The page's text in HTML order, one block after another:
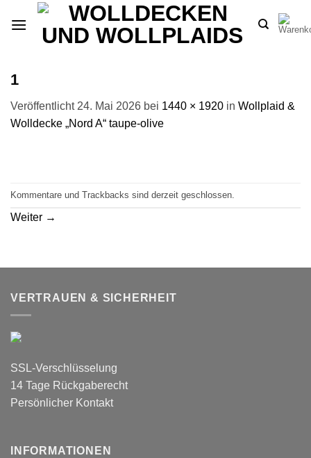
Inhalt
1
Veröffentlicht 24. Mai 2026 bei 1440 × 1920 in Wollplaid &
Wolldecke „Nord A“ taupe-olive
Kommentare und Trackbacks sind derzeit geschlossen.
Weiter →
VERTRAUEN & SICHERHEIT
SSL-Verschlüsselung
14 Tage Rückgaberecht
Persönlicher Kontakt
INFORMATIONEN